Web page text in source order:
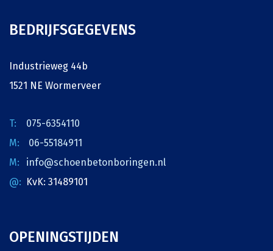
BEDRIJFSGEGEVENS
Industrieweg 44b
1521 NE Wormerveer
075-6354110
06-55184911
info@schoenbetonboringen.nl
KvK: 31489101
OPENINGSTIJDEN